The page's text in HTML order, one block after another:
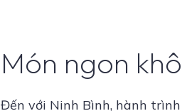
Món ngon
Đến với Ninh Bình, hành